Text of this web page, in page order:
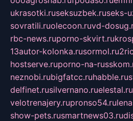
ukrasotki.ruseksuzbek.ruseks-
sovratili.ruolecoon.ruvd-
rbc-news.ruporno-skvirt.ru
13autor-kolonka.rusormol.ru
hostserve.ruporno-na-
neznobi.rubigfatcc.ruhabble.ru
delfinet.rusilvernano.ruelestal.ru
velotrenajery.rupronso54.ru
show-pets.rusmartnews03.ru